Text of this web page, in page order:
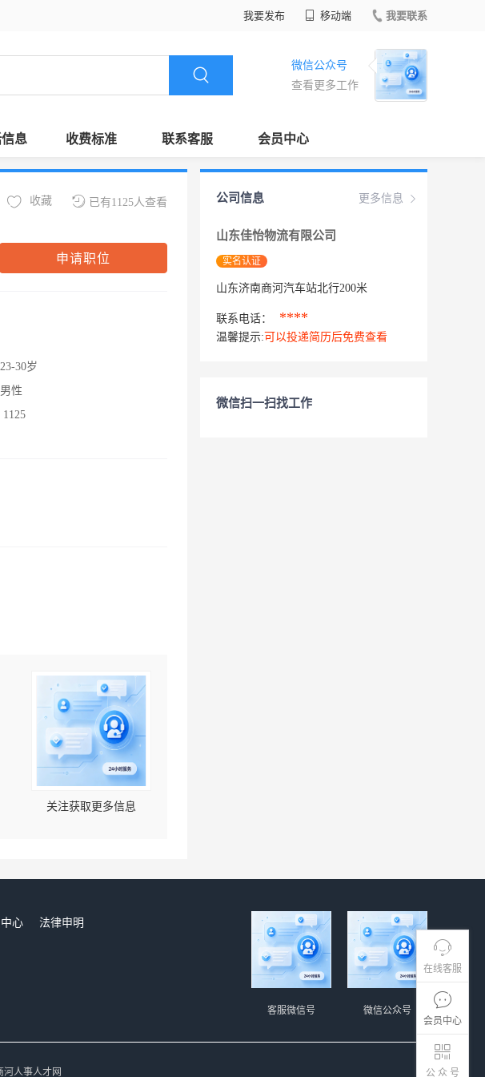
我要发布 移动端 我要联系
微信公众号
查看更多工作
息 收费标准 联系客服 会员中心
在线客服
会员中心
公 众 号
已有1125人查看
收藏
申请职位
23-30岁
男性
1125
关注获取更多信息
更多信息
公司信息
山东佳怡物流有限公司
实名认证
山东济南商河汽车站北行200米
联系电话： ****
温馨提示: 可以投递简历后免费查看
微信扫一扫找工作
心
法律申明
微信公众号
客服微信号
河人事人才网